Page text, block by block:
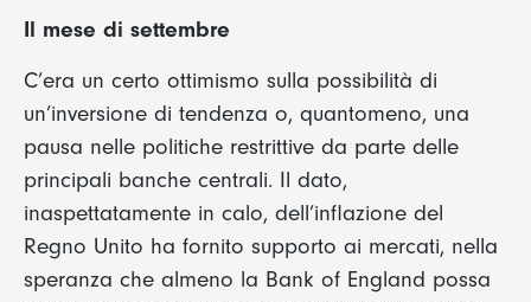
Il mese di settembre
C’era un certo ottimismo sulla possibilità di
un’inversione di tendenza o, quantomeno, una
pausa nelle politiche restrittive da parte delle
principali banche centrali. Il dato,
inaspettatamente in calo, dell’inflazione del
Regno Unito ha fornito supporto ai mercati, nella
speranza che almeno la Bank of England possa